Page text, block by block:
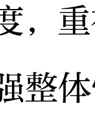
，
整